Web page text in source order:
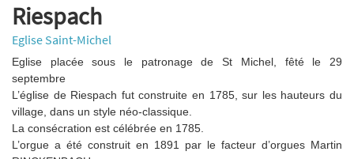
Riespach
Eglise Saint-Michel
Eglise placée sous le patronage de St Michel, fêté le 29
septembre
L’église de Riespach fut construite en 1785, sur les hauteurs du
village, dans un style néo-classique.
La consécration est célébrée en 1785.
L’orgue a été construit en 1891 par le facteur d’orgues Martin